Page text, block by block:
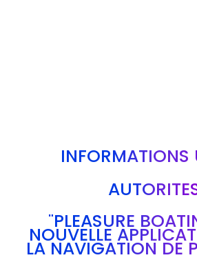
INFORMATIONS
"PLEASURE
NOUVELLE
LA NAVIGATION DE